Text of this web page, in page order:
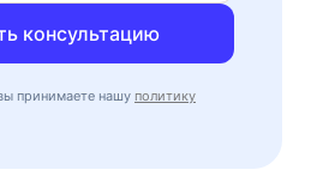
консультацию
принимаете нашу политику